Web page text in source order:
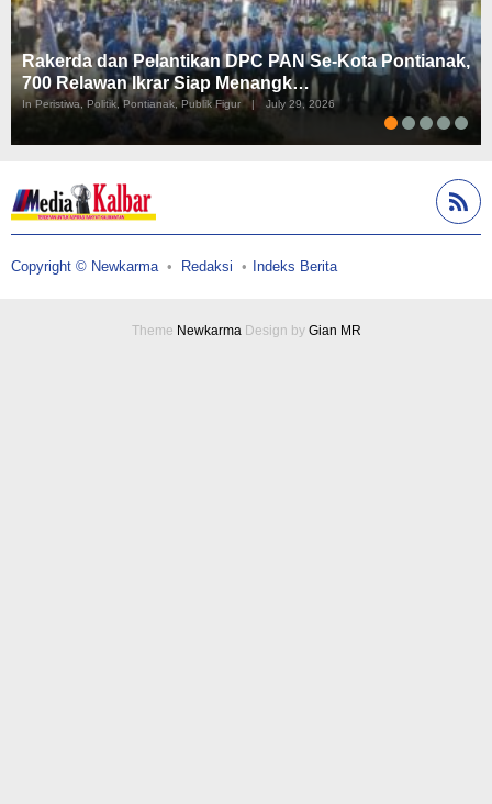
Rakerda dan Pelantikan DPC PAN Se-Kota Pontianak,
700 Relawan Ikrar Siap Menangk…
In Peristiwa, Politik, Pontianak, Publik Figur July 29, 2026
Copyright © Newkarma Redaksi Indeks Berita
Theme NewkarmaDesign by Gian MR